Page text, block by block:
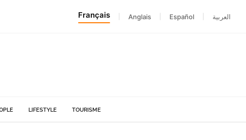
Français Anglais Español العربية
LIFESTYLE TOURISME